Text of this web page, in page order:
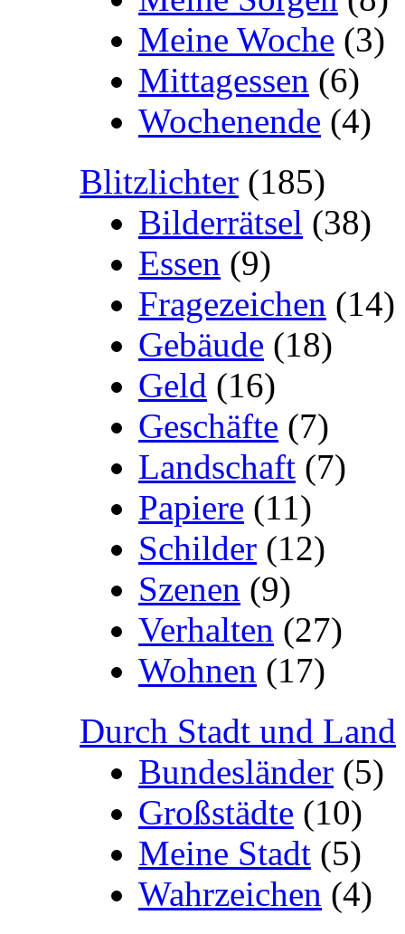
Meine Woche (3)
Mittagessen (6)
Wochenende (4)
Blitzlichter (185)
Bilderrätsel (38)
Essen (9)
Fragezeichen (14)
Gebäude (18)
Geld (16)
Geschäfte (7)
Landschaft (7)
Papiere (11)
Schilder (12)
Szenen (9)
Verhalten (27)
Wohnen (17)
Durch Stadt und Land
Bundesländer (5)
Großstädte (10)
Meine Stadt (5)
Wahrzeichen (4)